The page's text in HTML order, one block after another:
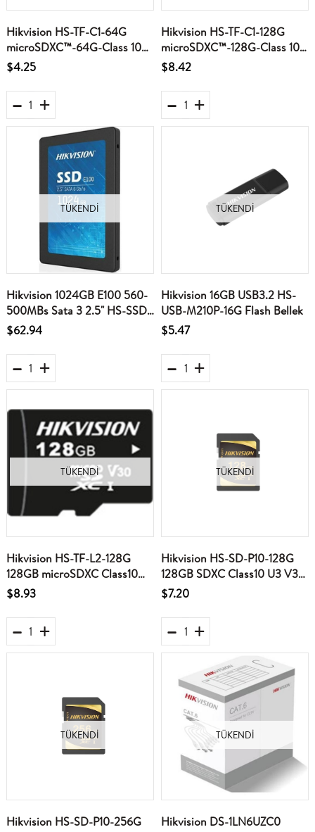
Hikvision HS-TF-C1-64G
microSDXC™-64G-Class 10
and UHS-I - TLC MicroSD
$4.25
Hikvision HS-TF-C1-128G
microSDXC™-128G-Class 10
and UHS-I - 3D NAND
$8.42
TÜKENDI
Hikvision 1024GB E100 560-
500MBs Sata 3 2.5" HS-SSD-
E100-1024G Ssd Harddisk
$62.94
TÜKENDI
Hikvision 16GB USB3.2 HS-
USB-M210P-16G Flash Bellek
$5.47
TÜKENDI
Hikvision HS-TF-L2-128G
128GB microSDXC Class10
U3 V30 95-50MBs TLC 7-24
$8.93
TÜKENDI
Hikvision HS-SD-P10-128G
128GB SDXC Class10 U3 V30
95-85MBs eTLC 7-24 CCTV
$7.20
TÜKENDI
Hikvision HS-SD-P10-256G
TÜKENDI
Hikvision DS-1LN6UZC0